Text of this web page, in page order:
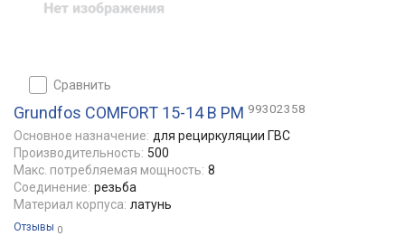
сравнить
Grundfos COMFORT 15-14 B PM 99302358
Основное назначение: для рециркуляции ГВС
Производительность: 500
Макс. потребляемая мощность: 8
Соединение: резьба
Материал корпуса: латунь
Отзывы 0